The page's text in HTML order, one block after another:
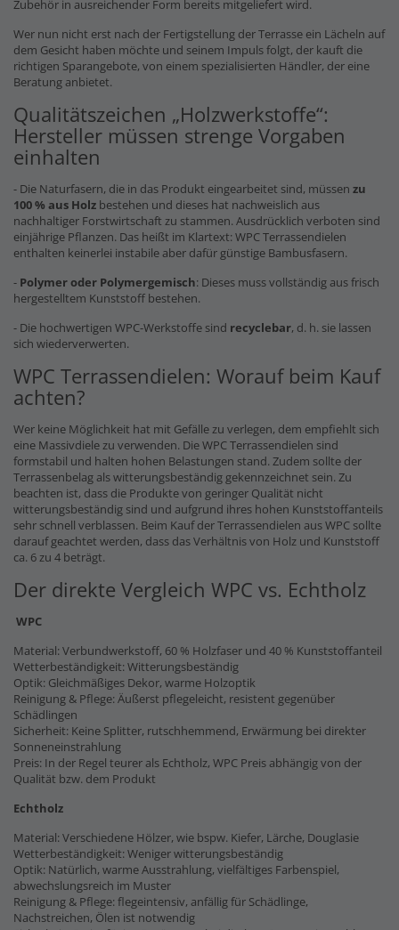
Zubehör in ausreichender Form bereits mitgeliefert wird.
Wer nun nicht erst nach der Fertigstellung der Terrasse ein Lächeln auf
dem Gesicht haben möchte und seinem Impuls folgt, der kauft die
richtigen Sparangebote, von einem spezialisierten Händler, der eine
Beratung anbietet.
Qualitätszeichen „Holzwerkstoffe“:
Hersteller müssen strenge Vorgaben
einhalten
- Die Naturfasern, die in das Produkt eingearbeitet sind, müssen zu
100 % aus Holz bestehen und dieses hat nachweislich aus
nachhaltiger Forstwirtschaft zu stammen. Ausdrücklich verboten sind
einjährige Pflanzen. Das heißt im Klartext: WPC Terrassendielen
enthalten keinerlei instabile aber dafür günstige Bambusfasern.
- Polymer oder Polymergemisch: Dieses muss vollständig aus frisch
hergestelltem Kunststoff bestehen.
- Die hochwertigen WPC-Werkstoffe sind recyclebar, d. h. sie lassen
sich wiederverwerten.
WPC Terrassendielen: Worauf beim Kauf
achten?
Wer keine Möglichkeit hat mit Gefälle zu verlegen, dem empfiehlt sich
eine Massivdiele zu verwenden. Die WPC Terrassendielen sind
formstabil und halten hohen Belastungen stand. Zudem sollte der
Terrassenbelag als witterungsbeständig gekennzeichnet sein. Zu
beachten ist, dass die Produkte von geringer Qualität nicht
witterungsbeständig sind und aufgrund ihres hohen Kunststoffanteils
sehr schnell verblassen. Beim Kauf der Terrassendielen aus WPC sollte
darauf geachtet werden, dass das Verhältnis von Holz und Kunststoff
ca. 6 zu 4 beträgt.
Der direkte Vergleich WPC vs. Echtholz
WPC
Material: Verbundwerkstoff, 60 % Holzfaser und 40 % Kunststoffanteil
Wetterbeständigkeit: Witterungsbeständig
Optik: Gleichmäßiges Dekor, warme Holzoptik
Reinigung & Pflege: Äußerst pflegeleicht, resistent gegenüber
Schädlingen
Sicherheit: Keine Splitter, rutschhemmend, Erwärmung bei direkter
Sonneneinstrahlung
Preis: In der Regel teurer als Echtholz, WPC Preis abhängig von der
Qualität bzw. dem Produkt
Echtholz
Material: Verschiedene Hölzer, wie bspw. Kiefer, Lärche, Douglasie
Wetterbeständigkeit: Weniger witterungsbeständig
Optik: Natürlich, warme Ausstrahlung, vielfältiges Farbenspiel,
abwechslungsreich im Muster
Reinigung & Pflege: flegeintensiv, anfällig für Schädlinge,
Nachstreichen, Ölen ist notwendig